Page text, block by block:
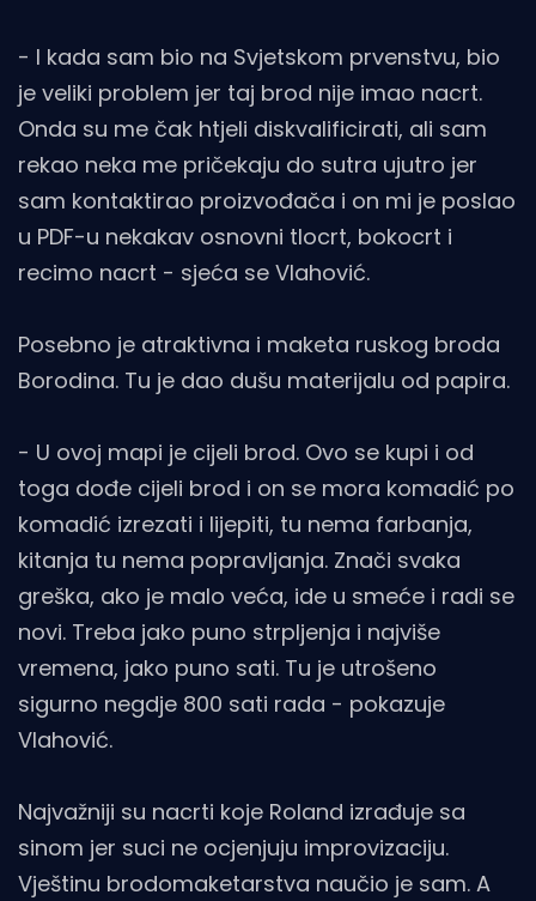
- I kada sam bio na Svjetskom prvenstvu, bio
je veliki problem jer taj brod nije imao nacrt.
Onda su me čak htjeli diskvalificirati, ali sam
rekao neka me pričekaju do sutra ujutro jer
sam kontaktirao proizvođača i on mi je poslao
u PDF-u nekakav osnovni tlocrt, bokocrt i
recimo nacrt - sjeća se Vlahović.
Posebno je atraktivna i maketa ruskog broda
Borodina. Tu je dao dušu materijalu od papira.
- U ovoj mapi je cijeli brod. Ovo se kupi i od
toga dođe cijeli brod i on se mora komadić po
komadić izrezati i lijepiti, tu nema farbanja,
kitanja tu nema popravljanja. Znači svaka
greška, ako je malo veća, ide u smeće i radi se
novi. Treba jako puno strpljenja i najviše
vremena, jako puno sati. Tu je utrošeno
sigurno negdje 800 sati rada - pokazuje
Vlahović.
Najvažniji su nacrti koje Roland izrađuje sa
sinom jer suci ne ocjenjuju improvizaciju.
Vještinu brodomaketarstva naučio je sam. A